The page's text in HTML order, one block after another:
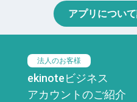
アプリについ
法人のお客様
ekinoteビジネス
アカウントのご紹介